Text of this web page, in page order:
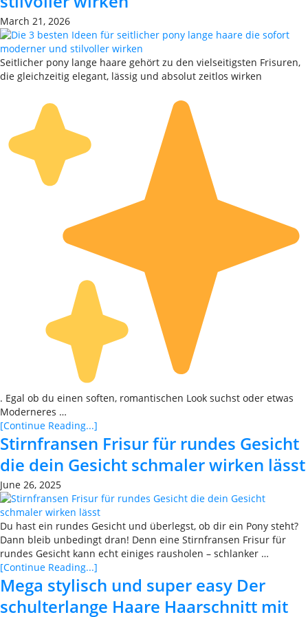
March 21, 2026
Seitlicher pony lange haare gehört zu den vielseitigsten Frisuren,
die gleichzeitig elegant, lässig und absolut zeitlos wirken
. Egal ob du einen soften, romantischen Look suchst oder etwas
Moderneres …
[Continue Reading...]
Stirnfransen Frisur für rundes Gesicht
die dein Gesicht schmaler wirken lässt
June 26, 2025
Du hast ein rundes Gesicht und überlegst, ob dir ein Pony steht?
Dann bleib unbedingt dran! Denn eine Stirnfransen Frisur für
rundes Gesicht kann echt einiges rausholen – schlanker …
[Continue Reading...]
Mega stylisch und super easy Der
schulterlange Haare Haarschnitt mit